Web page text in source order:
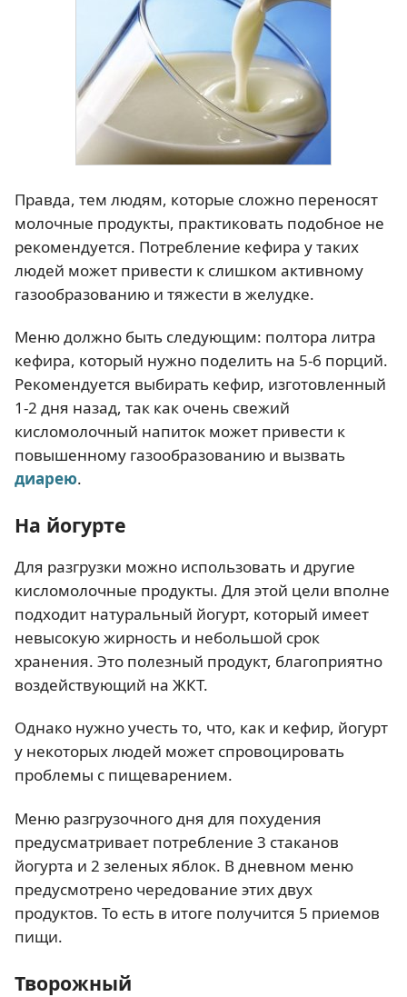
Правда, тем людям, которые сложно переносят
молочные продукты, практиковать подобное не
рекомендуется. Потребление кефира у таких
людей может привести к слишком активному
газообразованию и тяжести в желудке.
Меню должно быть следующим: полтора литра
кефира, который нужно поделить на 5-6 порций.
Рекомендуется выбирать кефир, изготовленный
1-2 дня назад, так как очень свежий
кисломолочный напиток может привести к
повышенному газообразованию и вызвать
диарею.
На йогурте
Для разгрузки можно использовать и другие
кисломолочные продукты. Для этой цели вполне
подходит натуральный йогурт, который имеет
невысокую жирность и небольшой срок
хранения. Это полезный продукт, благоприятно
воздействующий на ЖКТ.
Однако нужно учесть то, что, как и кефир, йогурт
у некоторых людей может спровоцировать
проблемы с пищеварением.
Меню разгрузочного дня для похудения
предусматривает потребление 3 стаканов
йогурта и 2 зеленых яблок. В дневном меню
предусмотрено чередование этих двух
продуктов. То есть в итоге получится 5 приемов
пищи.
Творожный